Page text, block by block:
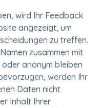
wird Ihr Feedback
angezeigt, um
zu treffen.
zusammen mit
anonym bleiben
werden Ihr
Daten nicht
Inhalt Ihrer